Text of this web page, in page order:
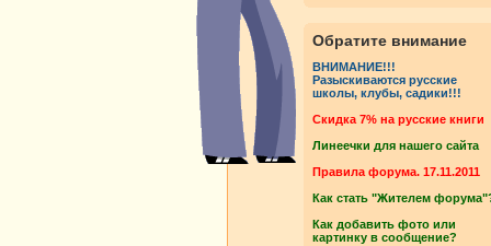
Обратите внимание
ВНИМАНИЕ!!!
Разыскиваются русские
школы, клубы, садики!!!
Cкидка 7% на русские книги
Линеечки для нашего сайта
Правила форума. 17.11.2011
Как стать "Жителем
Как добавить фото или
картинку в сообщение?